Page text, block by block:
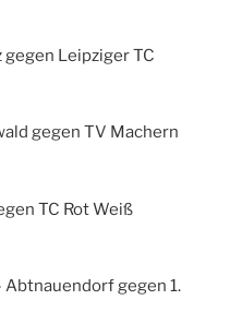
gegen Leipziger TC
gegen TV Machern
TC Rot Weiß
Abtnauendorf gegen 1.